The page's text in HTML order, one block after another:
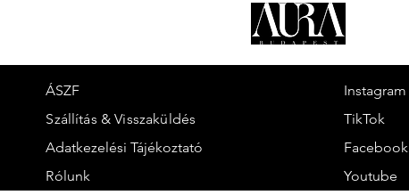
ÁSZF
Szállítás & Visszaküldés
Adatkezelési Tájékoztató
Rólunk
Instagram
TikTok
Facebook
Youtube